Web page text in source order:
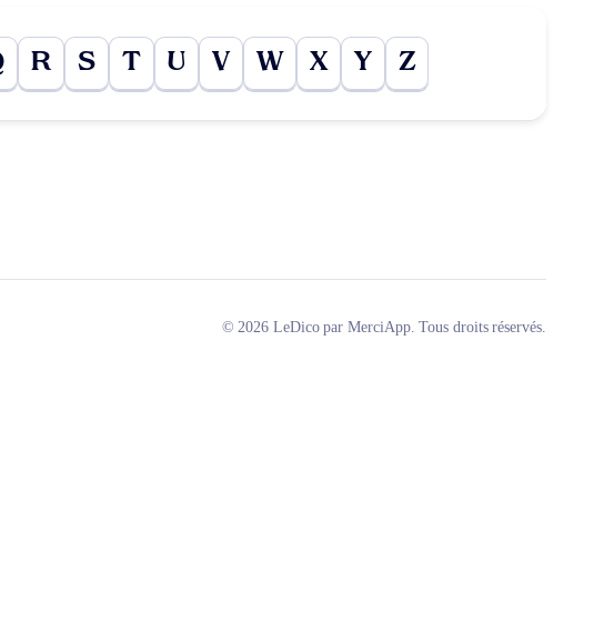
R S T U V W X Y Z
© 2026 LeDico par MerciApp. Tous droits réservés.